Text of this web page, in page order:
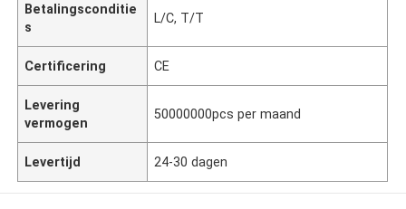
Betalingsconditie
s
L/C, T/T
Certificering CE
Levering
vermogen
50000000pcs per maand
Levertijd 24-30 dagen